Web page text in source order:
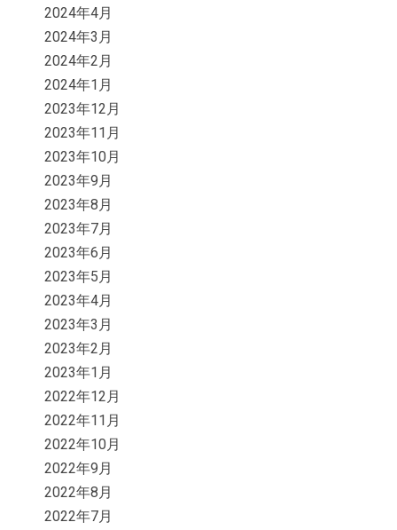
2024年4月
2024年3月
2024年2月
2024年1月
2023年12月
2023年11月
2023年10月
2023年9月
2023年8月
2023年7月
2023年6月
2023年5月
2023年4月
2023年3月
2023年2月
2023年1月
2022年12月
2022年11月
2022年10月
2022年9月
2022年8月
2022年7月